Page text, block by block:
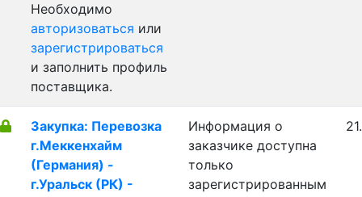
Необходимо
авторизоваться или
зарегистрироваться
и заполнить профиль
поставщика.
Закупка: Перевозка
г.Меккенхайм
(Германия) -
г.Уральск (РК) -
Информация о
заказчике доступна
только
зарегистрированным